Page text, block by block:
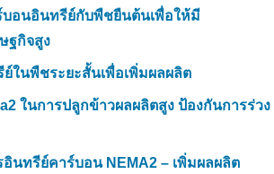
อนอินทรีย์กับพืชยืนต้นเพื่อให้มี
ฐกิจสูง
ในพืชระยะสั้นเพื่อเพิ่มผลผลิต
ในการปลูกข้าวผลผลิตสูง ป้องกันการร่วง
นทรีย์คาร์บอน NEMA2 – เพิ่มผลผลิต